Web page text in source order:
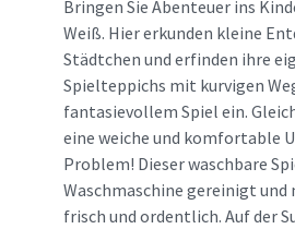
Bringen Sie Abenteuer ins
Weiß. Hier erkunden kleine
Städtchen und erfinden ihre
Spielteppichs mit kurvigen
fantasievollem Spiel ein.
eine weiche und komfortable
Problem! Dieser waschbare
Waschmaschine gereinigt und
frisch und ordentlich. Auf der